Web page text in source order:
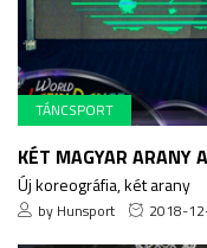
TÁNCSPORT
KÉT MAGYAR ARANY
Új koreográfia, két arany
by Hunsport 2018-